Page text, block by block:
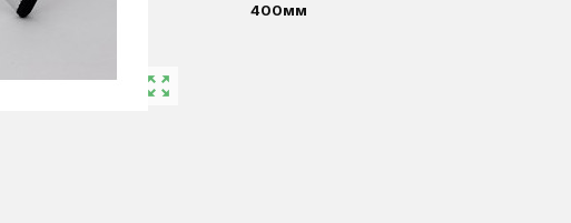
zoom_out_map
400мм